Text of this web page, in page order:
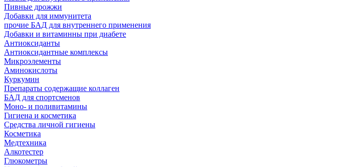
Пивные дрожжи
Добавки для иммунитета
прочие БАД для внутреннего применения
Добавки и витаминны при диабете
Антиоксиданты
Антиоксидантные комплексы
Микроэлементы
Аминокислоты
Куркумин
Препараты содержащие коллаген
БАД для спортсменов
Моно- и поливитамины
Гигиена и косметика
Средства личной гигиены
Косметика
Медтехника
Алкотестер
Глюкометры